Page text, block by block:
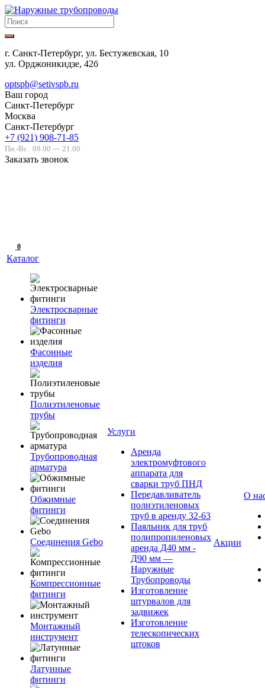
г. Санкт-Петербург, ул. Бестужевская, 10
ул. Орджоникидзе, 42б
optspb@setivspb.ru
Ваш город
Санкт-Петербург
Москва
Санкт-Петербург
+7 (921) 908-71-85
Пн.-Вс. 09.00 — 21.00
Заказать звонок
0
Каталог
Электросварные
фитинги
Фасонные
изделия
Полиэтиленовые
трубы
Трубопроводная
арматура
Обжимные
фитинги
Соединения Gebo
Компрессионные
фитинги
Монтажный
инструмент
Латунные
фитинги
Услуги
Аренда
электромуфтового
аппарата для
сварки труб ПНД
Передавливатель
полиэтиленовых
труб в аренду 32-63
Паяльник для труб
полипропиленовых
аренда Д40 мм -
Д90 мм —
Наружные
Трубопроводы
Изготовление
штурвалов для
задвижек
Изготовление
телескопических
штоков
Акции
О